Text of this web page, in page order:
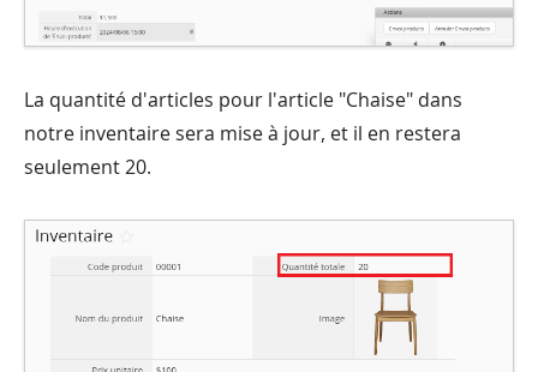
La quantité d'articles pour l'article "Chaise" dans
notre inventaire sera mise à jour, et il en restera
seulement 20.